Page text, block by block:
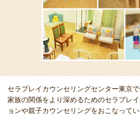
セラプレイカウンセリングセンター東京
家族の関係をより深めるためのセラプレ
ョンや親子カウンセリングをおこなって